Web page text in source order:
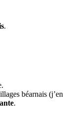
.
béarnais
.